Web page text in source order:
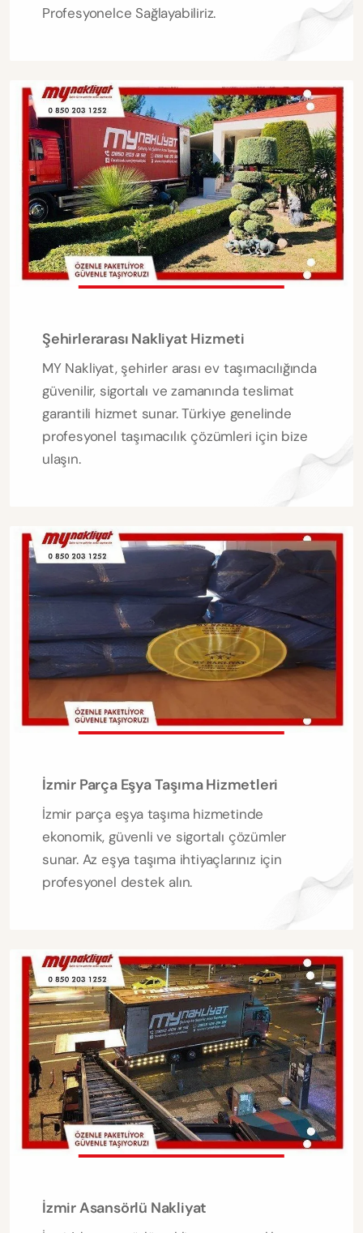
Profesyonelce Sağlayabiliriz.
Şehirlerarası Nakliyat Hizmeti
MY Nakliyat, şehirler arası ev taşımacılığında
güvenilir, sigortalı ve zamanında teslimat
garantili hizmet sunar. Türkiye genelinde
profesyonel taşımacılık çözümleri için bize
ulaşın.
İzmir Parça Eşya Taşıma Hizmetleri
İzmir parça eşya taşıma hizmetinde
ekonomik, güvenli ve sigortalı çözümler
sunar. Az eşya taşıma ihtiyaçlarınız için
profesyonel destek alın.
İzmir Asansörlü Nakliyat